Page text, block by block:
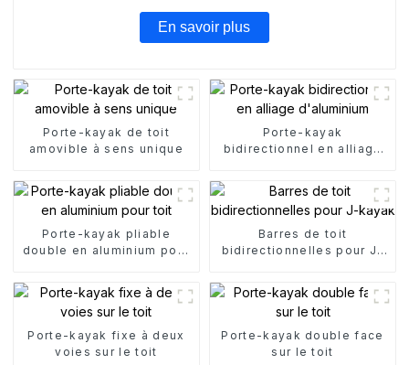
En savoir plus
Porte-kayak de toit
amovible à sens unique
Porte-kayak
bidirectionnel en alliage
Porte-kayak pliable
double en aluminium pour
Barres de toit
bidirectionnelles pour J-
Porte-kayak fixe à deux
voies sur le toit
Porte-kayak double face
sur le toit